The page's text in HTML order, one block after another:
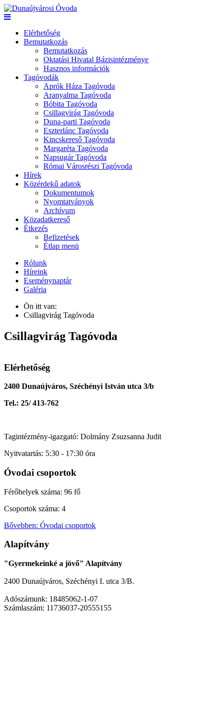
Elérhetőség
Bemutatkozás
Bemutatkozás
Oktatási Hivatal Bázisintézménye
Hasznos információk
Tagóvodák
Aprók Háza Tagóvoda
Aranyalma Tagóvoda
Bóbita Tagóvoda
Csillagvirág Tagóvoda
Duna-parti Tagóvoda
Eszterlánc Tagóvoda
Kincskereső Tagóvoda
Margaréta Tagóvoda
Napsugár Tagóvoda
Római Városrészi Tagóvoda
Hírek
Közérdekű adatok
Dokumentumok
Nyomtatványok
Archívum
Közadatkereső
Étkezés
Befizetések
Étlap menü
Rólunk
Híreink
Eseménynaptár
Galéria
Ön itt van:
Csillagvirág Tagóvoda
Csillagvirág Tagóvoda
Elérhetőség
2400 Dunaújváros, Széchényi István utca 3/b
Tel.: 25/ 413-762
Tagintézmény-igazgató: Dolmány Zsuzsanna Judit
Nyitvatartás: 5:30 - 17:30 óra
Óvodai csoportok
Férőhelyek száma: 96 fő
Csoportok száma: 4
Bővebben: Óvodai csoportok
Alapítvány
"Gyermekeinké a jövő" Alapítvány
2400 Dunaújváros, Széchényi I. utca 3/B.
Adószámunk: 18485062-1-07
Számlaszám: 11736037-20555155